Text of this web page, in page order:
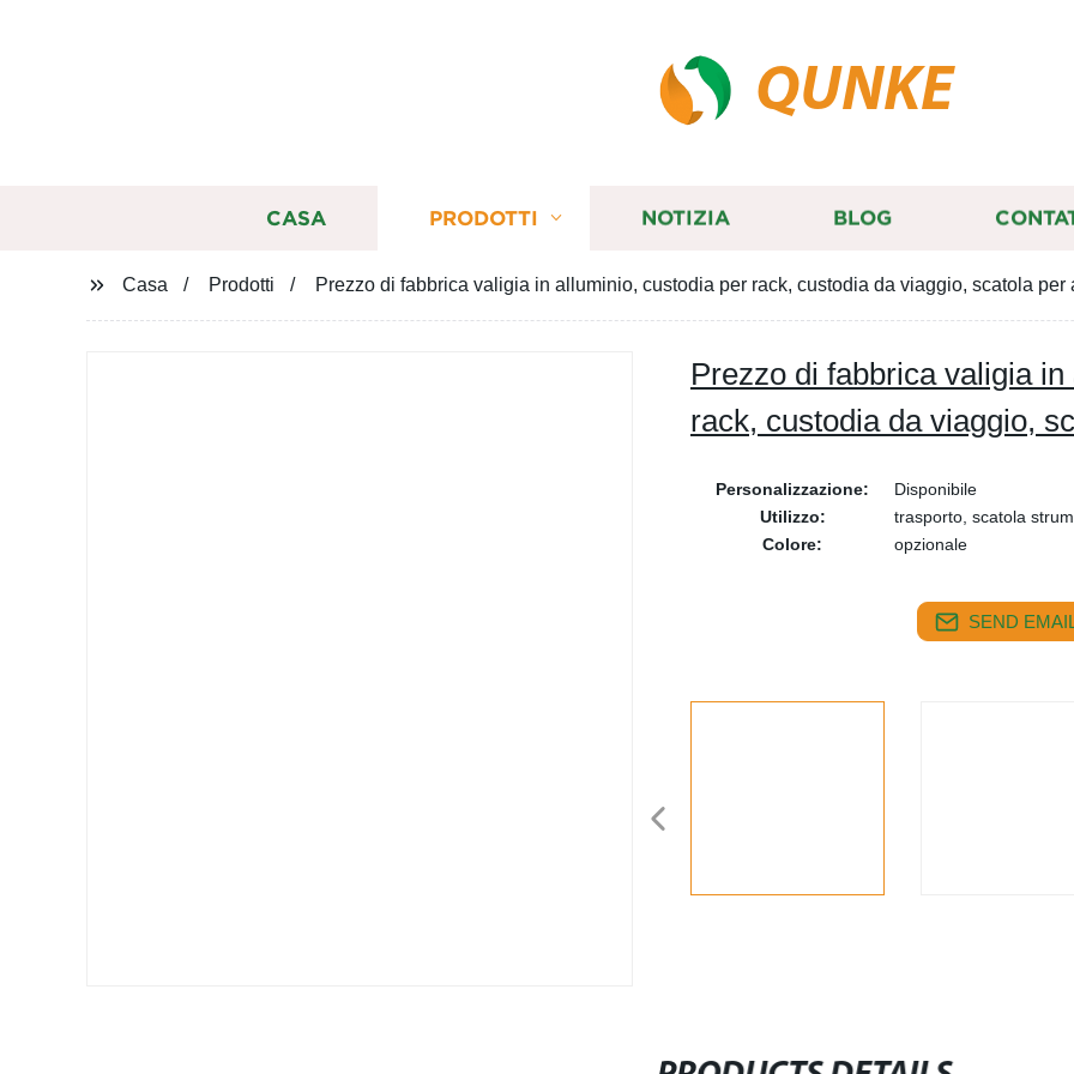
QUNKE
CASA PRODOTTI NOTIZIA BLOG
Casa Prodotti Prezzo di fabbrica valigia in alluminio, custodia per rack, custodia da viaggio, scatola per
Prezzo di fabbrica valigia
rack, custodia da viaggio,
Personalizzazione:
Disponibile
Utilizzo:
trasporto, scatola
Colore:
opzionale
SEND